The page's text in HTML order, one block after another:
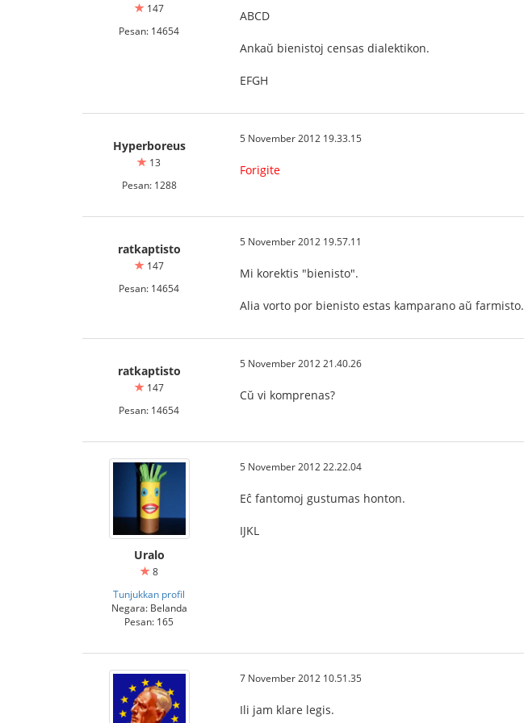
147
Pesan: 14654
ABCD
Ankaŭ bienistoj censas dialektikon.
EFGH
Hyperboreus
13
Pesan: 1288
5 November 2012 19.33.15
Forigite
ratkaptisto
147
Pesan: 14654
5 November 2012 19.57.11
Mi korektis "bienisto".
Alia vorto por bienisto estas kamparano aŭ farmisto.
ratkaptisto
147
Pesan: 14654
5 November 2012 21.40.26
Cŭ vi komprenas?
Uralo
8
Tunjukkan profil
Negara: Belanda
Pesan: 165
5 November 2012 22.22.04
Eĉ fantomoj gustumas honton.
IJKL
7 November 2012 10.51.35
Ili jam klare legis.